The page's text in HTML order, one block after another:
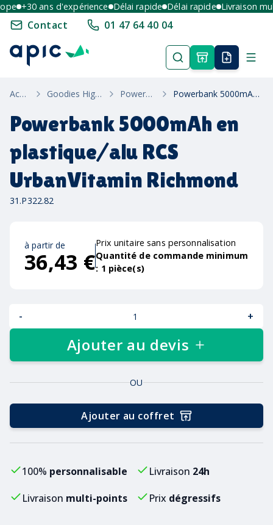
+30 ans d'expérience Délai rapide Délai rapide Livraison
Contact 01 47 64 40 04
Accueil Goodies High-Tech Powerbanks Powerbank 5000mAh en plastique/alu RCS UrbanVitamin Richmond
Powerbank 5000mAh en
plastique/alu RCS
UrbanVitamin Richmond
31.P322.82
à partir de
36,43 €
Prix unitaire sans personnalisation
Quantité de commande minimum
: 1 pièce(s)
- +
Ajouter au devis
OU
Ajouter au coffret
100% personnalisable Livraison 24h
Livraison multi-points Prix dégressifs